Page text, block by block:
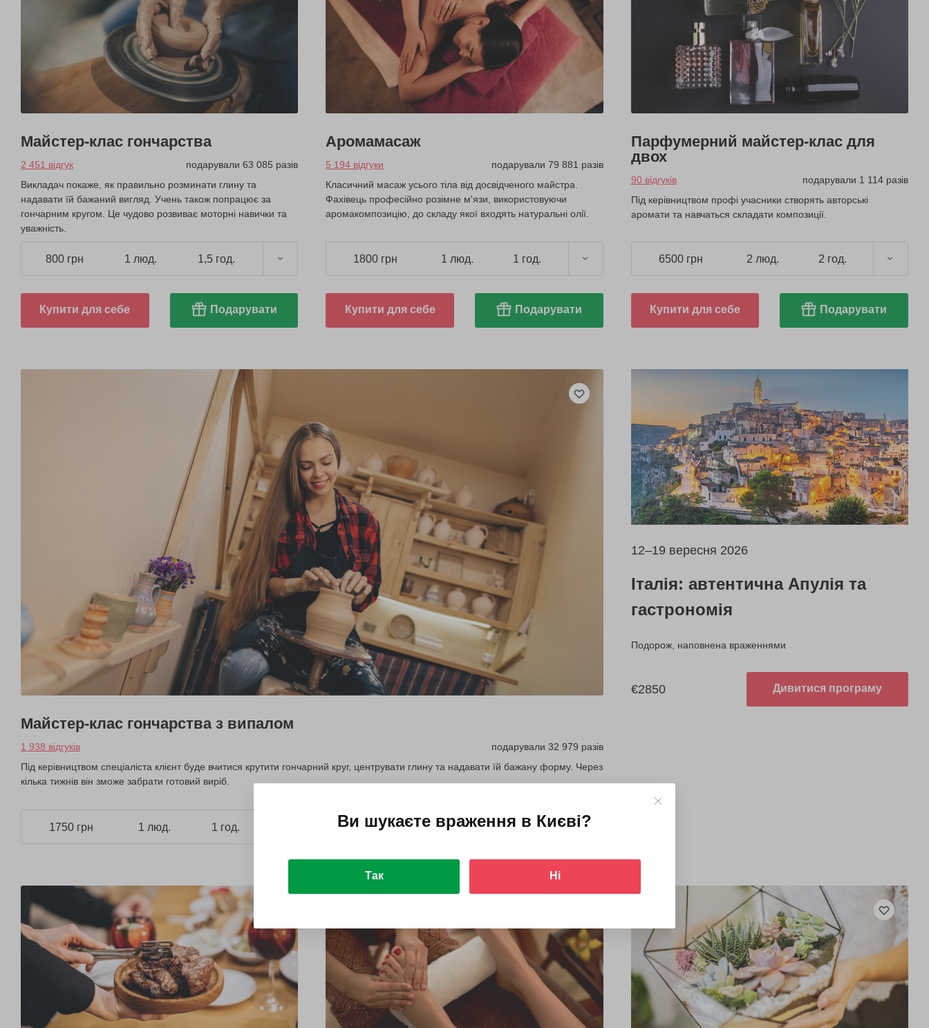
Майстер-клас гончарства
2 451 відгук
подарували 63 085 разів
Викладач покаже, як правильно розминати глину та
надавати їй бажаний вигляд. Учень також попрацює за
гончарним кругом. Це чудово розвиває моторні навички та
уважність.
800 грн 1 люд. 1,5 год.
Купити для себе Подарувати
Аромамасаж
5 194 відгуки
подарували 79 881 разів
Класичний масаж усього тіла від досвідченого майстра.
Фахівець професійно розімне м'язи, використовуючи
аромакомпозицію, до складу якої входять натуральні олії.
1800 грн 1 люд. 1 год.
Купити для себе Подарувати
Парфумерний майстер-клас для
двох
90 відгуків
подарували 1 114 разів
Під керівництвом профі учасники створять авторські
аромати та навчаться складати композиції.
6500 грн 2 люд. 2 год.
Купити для себе Подарувати
Майстер-клас гончарства з випалом
1 938 відгуків
подарували 32 979 разів
Під керівництвом спеціаліста клієнт буде вчитися крутити гончарний круг, центрувати глину та надавати їй бажану форму. Через
кілька тижнів він зможе забрати готовий виріб.
1750 грн 1 люд. 1 год. Купити для себе Подарувати
12–19 вересня 2026
Італія: автентична Апулія та
гастрономія
Подорож, наповнена враженнями
€2850 Дивитися програму
Ви шукаєте враження в Києві?
Так Ні